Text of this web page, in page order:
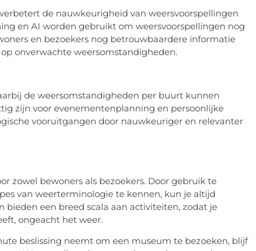
de nauwkeurigheid van weersvoorspellingen
en AI worden gebruikt om weersvoorspellingen nog
en bezoekers nog betrouwbaardere informatie
onverwachte weersomstandigheden.
de weersomstandigheden per buurt kunnen
zijn voor evenementenplanning en persoonlijke
vooruitgangen door nauwkeuriger en relevanter
zowel bewoners als bezoekers. Door gebruik te
van weerterminologie te kennen, kun je altijd
bieden een breed scala aan activiteiten, zodat je
ongeacht het weer.
beslissing neemt om een museum te bezoeken, blijf